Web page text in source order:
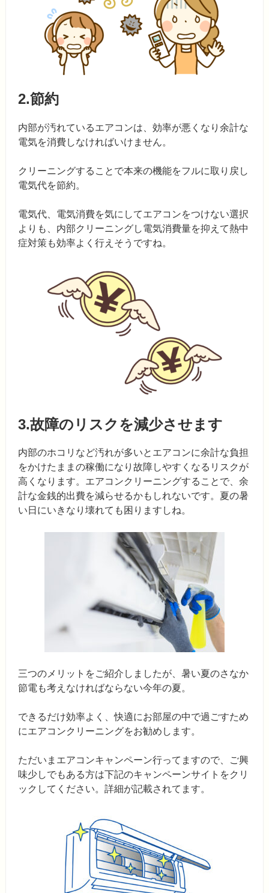
2.節約
内部が汚れているエアコンは、効率が悪くなり余計な
電気を消費しなければいけません。
クリーニングすることで本来の機能をフルに取り戻し
電気代を節約。
電気代、電気消費を気にしてエアコンをつけない選択
よりも、内部クリーニングし電気消費量を抑えて熱中
症対策も効率よく行えそうですね。
3.故障のリスクを減少させます
内部のホコリなど汚れが多いとエアコンに余計な負担
をかけたままの稼働になり故障しやすくなるリスクが
高くなります。エアコンクリーニングすることで、余
計な金銭的出費を減らせるかもしれないです。夏の暑
い日にいきなり壊れても困りますしね。
三つのメリットをご紹介しましたが、暑い夏のさなか
節電も考えなければならない今年の夏。
できるだけ効率よく、快適にお部屋の中で過ごすため
にエアコンクリーニングをお勧めします。
ただいまエアコンキャンペーン行ってますので、ご興
味少しでもある方は下記のキャンペーンサイトをクリ
ックしてください。詳細が記載されてます。